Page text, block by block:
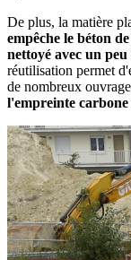
De plus, la matière
empêche le béton
nettoyé avec un peu
réutilisation permet
de nombreux
l'empreinte carbone